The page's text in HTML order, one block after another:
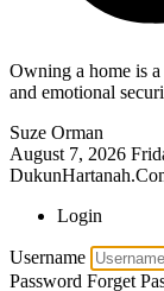
Owning a home is
and emotional
Suze Orman
August 7, 2026
Login
Username
Password Forget